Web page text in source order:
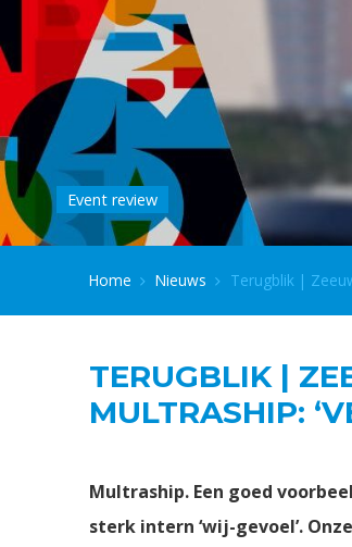
Event review
Home Nieuws Terugblik |
TERUGBLIK |
MULTRASHIP:
Multraship. Een goed
sterk intern ‘wij-gevoel’.